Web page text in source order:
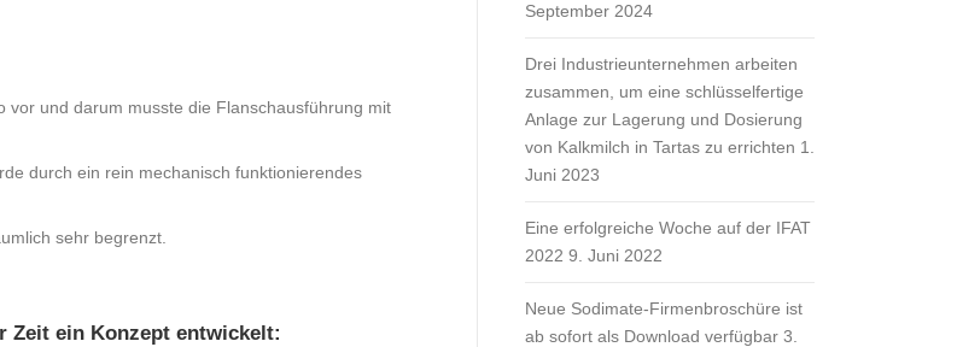
vor und darum musste die Flanschausführung mit
durch ein rein mechanisch funktionierendes
sehr begrenzt.
Zeit ein Konzept entwickelt:
September 2024
Drei Industrieunternehmen arbeiten
zusammen, um eine schlüsselfertige
Anlage zur Lagerung und Dosierung
von Kalkmilch in Tartas zu errichten 1.
Juni 2023
Eine erfolgreiche Woche auf der IFAT
2022 9. Juni 2022
Neue Sodimate-Firmenbroschüre ist
ab sofort als Download verfügbar 3.